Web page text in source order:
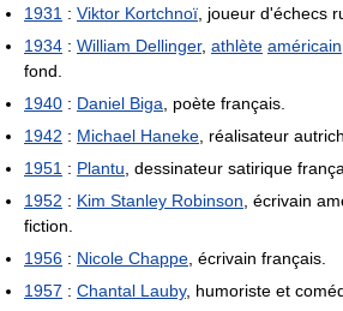
1931 : Viktor Kortchnoï , joueur d'échecs
1934 : William Dellinger, athlète américain
fond.
1940 : Daniel Biga , poète français.
1942 : Michael Haneke , réalisateur
1951 : Plantu , dessinateur satirique
1952 : Kim Stanley Robinson , écrivain
fiction.
1956 : Nicole Chappe , écrivain français.
1957 : Chantal Lauby, humoriste et